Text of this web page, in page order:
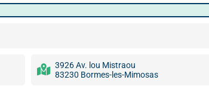
3926 Av. lou Mistraou
83230 Bormes-les-Mimosas